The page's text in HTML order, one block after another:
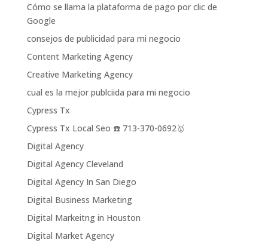
Cómo se llama la plataforma de pago por clic de
Google
consejos de publicidad para mi negocio
Content Marketing Agency
Creative Marketing Agency
cual es la mejor publciida para mi negocio
Cypress Tx
Cypress Tx Local Seo ☎️ 713-370-0692🥇
Digital Agency
Digital Agency Cleveland
Digital Agency In San Diego
Digital Business Marketing
Digital Markeitng in Houston
Digital Market Agency